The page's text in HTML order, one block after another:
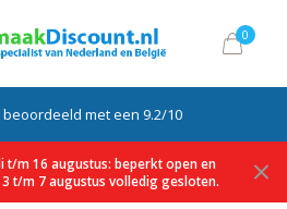
0
met een 9.2/10
t/m 16 augustus: beperkt open en
t/m 7 augustus volledig gesloten.